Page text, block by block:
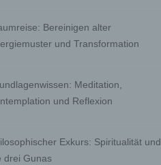
Bereinigen alter
und Transformation
Meditation,
und Reflexion
Exkurs: Spiritualität und
drei Gunas